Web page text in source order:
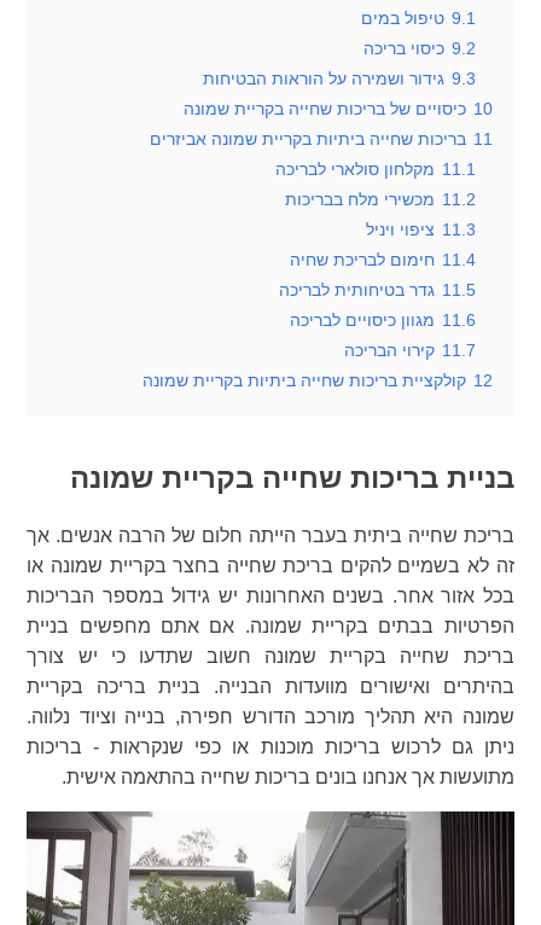
9.1 טיפול במים
9.2 כיסוי בריכה
9.3 גידור ושמירה על הוראות הבטיחות
10 כיסויים של בריכות שחייה בקריית שמונה
11 בריכות שחייה ביתיות בקריית שמונה אביזרים
11.1 מקלחון סולארי לבריכה
11.2 מכשירי מלח בבריכות
11.3 ציפוי ויניל
11.4 חימום לבריכת שחיה
11.5 גדר בטיחותית לבריכה
11.6 מגוון כיסויים לבריכה
11.7 קירוי הבריכה
12 קולקציית בריכות שחייה ביתיות בקריית שמונה
בניית בריכות שחייה בקריית שמונה
בריכת שחייה ביתית בעבר הייתה חלום של הרבה אנשים. אך
זה לא בשמיים להקים בריכת שחייה בחצר בקריית שמונה או
בכל אזור אחר. בשנים האחרונות יש גידול במספר הבריכות
הפרטיות בבתים בקריית שמונה. אם אתם מחפשים בניית
בריכת שחייה בקריית שמונה חשוב שתדעו כי יש צורך
בהיתרים ואישורים מוועדות הבנייה. בניית בריכה בקריית
שמונה היא תהליך מורכב הדורש חפירה, בנייה וציוד נלווה.
ניתן גם לרכוש בריכות מוכנות או כפי שנקראות - בריכות
מתועשות אך אנחנו בונים בריכות שחייה בהתאמה אישית.